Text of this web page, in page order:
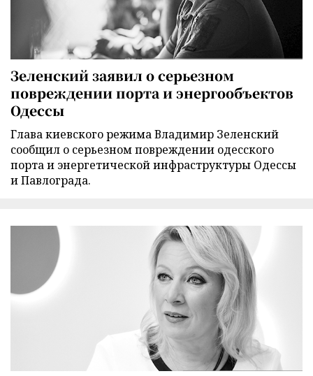
Зеленский заявил о серьезном
повреждении порта и энергообъектов
Одессы
Глава киевского режима Владимир Зеленский
сообщил о серьезном повреждении одесского
порта и энергетической инфраструктуры Одессы
и Павлограда.